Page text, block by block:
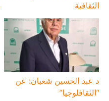
الثقافية
د عبد الحسين شعبان: عن
“الثقافلوجيا”